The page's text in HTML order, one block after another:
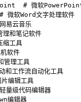
# 微软
# 微软Word文字处理软件
易云音乐
和笔记软件
缩工具
软件
管理工具
和工作流自动化工具
编辑工具
量级代码编辑器
编辑器